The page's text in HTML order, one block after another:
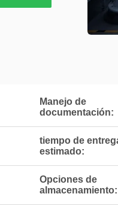
Manejo de
documentación:
tiempo de
estimado:
Opciones de
almacenamiento: